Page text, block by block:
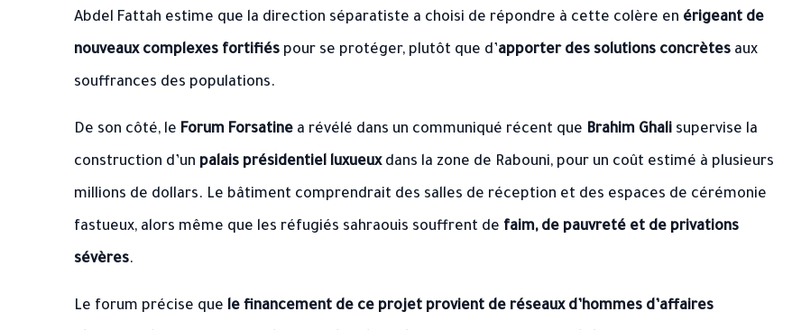
Abdel Fattah estime que la direction séparatiste a choisi de répondre à cette colère en érigeant de
nouveaux complexes fortifiés pour se protéger, plutôt que d’apporter des solutions concrètes aux
souffrances des populations.
De son côté, le Forum Forsatine a révélé dans un communiqué récent que Brahim Ghali supervise la
construction d’un palais présidentiel luxueuxdans la zone de Rabouni, pour un coût estimé à plusieurs
millions de dollars. Le bâtiment comprendrait des salles de réception et des espaces de cérémonie
fastueux, alors même que les réfugiés sahraouis souffrent de faim, de pauvreté et de privations
sévères.
Le forum précise que le financement de ce projet provient de réseaux d’hommes d’affaires